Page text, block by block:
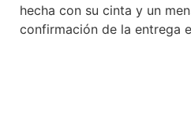
hecha con su cinta y un
confirmación de la entrega